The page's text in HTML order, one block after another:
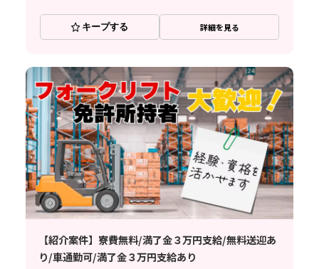
キープする 詳細を見る
【紹介案件】寮費無料/満了金３万円支給/無料送迎あ
り/車通勤可/満了金３万円支給あり